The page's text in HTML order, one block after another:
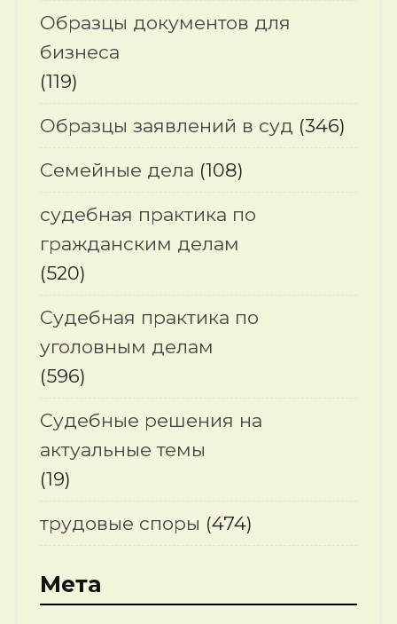
Образцы документов для
бизнеса
(119)
Образцы заявлений в суд (346)
Семейные дела (108)
судебная практика по
гражданским делам
(520)
Судебная практика по
уголовным делам
(596)
Судебные решения на
актуальные темы
(19)
трудовые споры (474)
Мета